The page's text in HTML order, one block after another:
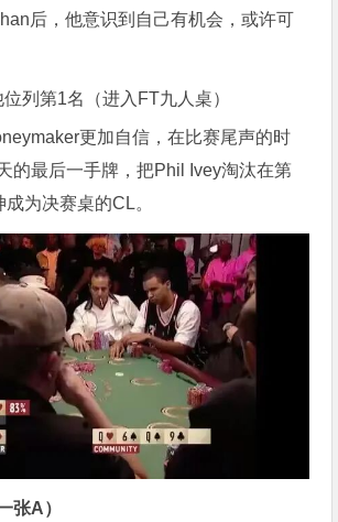
后，他意识到自己有机会，或许可
列第1名（进入FT九人桌）
更加自信，在比赛尾声的时
的最后一手牌，把Phil Ivey淘汰在第
成为决赛桌的CL。
张A）